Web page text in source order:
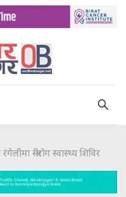
स्त्रीरोग स्वास्थ्य शिविर